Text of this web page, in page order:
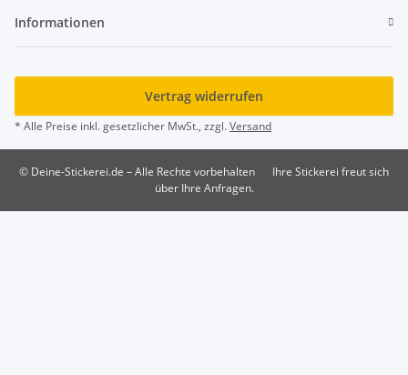
Informationen
Vertrag widerrufen
* Alle Preise inkl. gesetzlicher MwSt., zzgl.Versand
© Deine-Stickerei.de – Alle Rechte vorbehalten
Ihre Stickerei freut sich
über Ihre Anfragen.